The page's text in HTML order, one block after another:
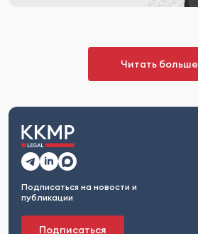
Читать больше
Подписаться на новости и
публикации
Подписаться